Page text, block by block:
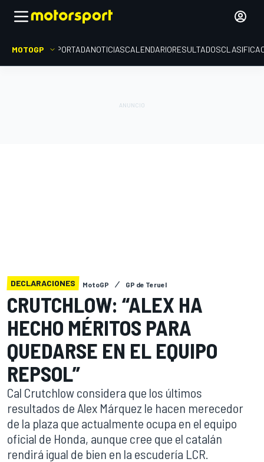
MOTOGP PORTADANOTICIASCALENDARIORESULTADOS
DECLARACIONES MotoGP GP de Teruel
CRUTCHLOW: “ALEX HA
HECHO MÉRITOS PARA
QUEDARSE EN EL EQUIPO
REPSOL”
Cal Crutchlow considera que los últimos
resultados de Alex Márquez le hacen merecedor
de la plaza que actualmente ocupa en el equipo
oficial de Honda, aunque cree que el catalán
rendirá igual de bien en la escudería LCR.